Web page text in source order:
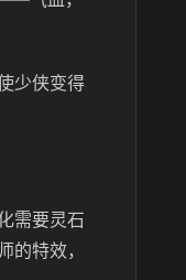
少侠变得
需要灵石
特效，